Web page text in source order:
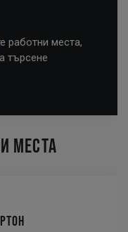
работни места,
търсене
МЕСТА